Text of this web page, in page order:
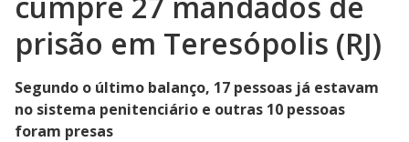
prisão em Teresópolis (RJ)
Segundo o último balanço, 17 pessoas já estavam
no sistema penitenciário e outras 10 pessoas
foram presas